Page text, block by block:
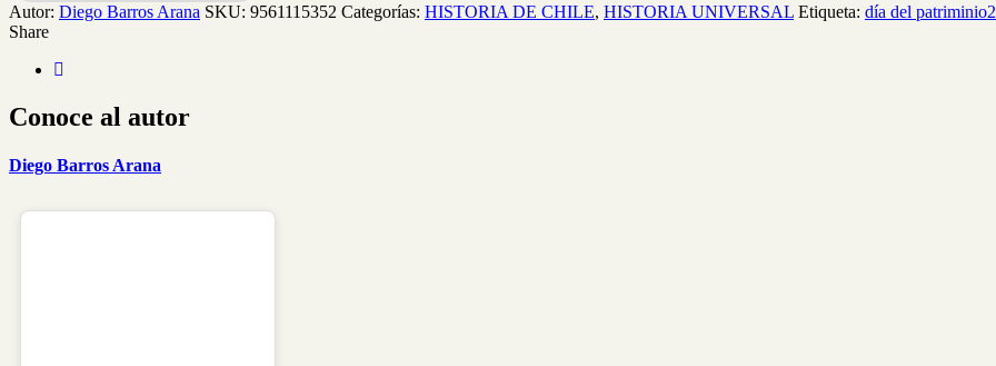
Autor: Diego Barros Arana SKU: 9561115352 Categorías: HISTORIA DE CHILE, HISTORIA UNIVERSAL Etiqueta: día del
Share
Conoce al autor
Diego Barros Arana